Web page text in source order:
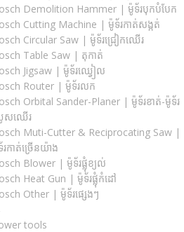
Demolition Hammer | ម៉ូទ័របុកបំបែក
Cutting Machine | ម៉ូទ័រកាត់សង្កត់
Circular Saw | ម៉ូទ័រជ្រៀកឈើរ
Table Saw | តុកាត់
Jigsaw | ម៉ូទ័រឈ្វៀល
Router | ម៉ូទ័រលក
Orbital Sander-Planer​ | ម៉ូទ័រខាត់-ម៉ូទ័រ
ឈើរ
Muti-Cutter & Reciprocating Saw​ |
កាត់ច្រើនយ៉ាង
Blower | ម៉ូទ័រផ្លុំខ្យល់
Heat Gun | ម៉ូទ័រផ្លុំកំដៅ
Other | ម៉ូទ័រផ្សេងៗ
tools